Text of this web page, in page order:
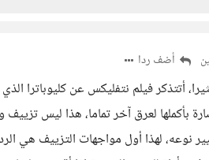
أضف ردا
أتتذكر فيلم نتفليكس عن كليوباترا
بأكملها لعرق آخر تماما، هذا ليس
نوعه، لهذا أول مواجهات التزييف هي